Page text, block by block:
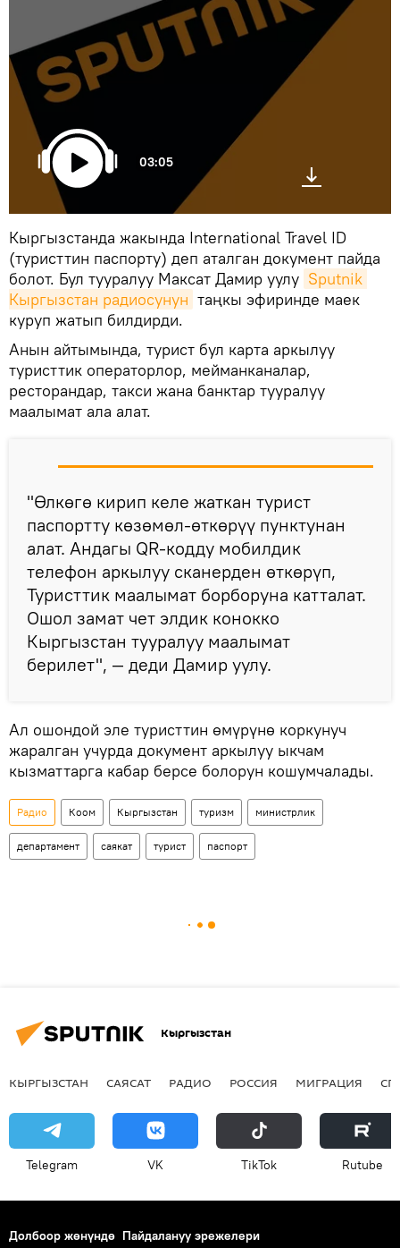
03:05
Кыргызстанда жакында International Travel ID
(туристтин паспорту) деп аталган документ пайда
болот. Бул тууралуу Максат Дамир уулу Sputnik
Кыргызстан радиосунун таңкы эфиринде маек
куруп жатып билдирди.
Анын айтымында, турист бул карта аркылуу
туристтик операторлор, мейманканалар,
ресторандар, такси жана банктар тууралуу
маалымат ала алат.
"Өлкөгө кирип келе жаткан турист
паспортту көзөмөл-өткөрүү пунктунан
алат. Андагы QR-кодду мобилдик
телефон аркылуу сканерден өткөрүп,
Туристтик маалымат борборуна катталат.
Ошол замат чет элдик конокко
Кыргызстан тууралуу маалымат
берилет", — деди Дамир уулу.
Ал ошондой эле туристтин өмүрүнө коркунуч
жаралган учурда документ аркылуу ыкчам
кызматтарга кабар берсе болорун кошумчалады.
Радио Коом Кыргызстан туризм министрлик
департамент саякат турист паспорт
Кыргызстан
КЫРГЫЗСТАН САЯСАТ РАДИО РОССИЯ МИГРАЦИЯ
Telegram VK ТikТоk Rutube
Долбоор жөнүндө Пайдалануу эрежелери